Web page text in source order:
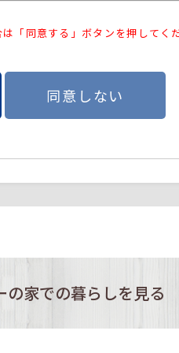
「同意する」ボタンを押してく
同意しない
の家での暮らしを見る